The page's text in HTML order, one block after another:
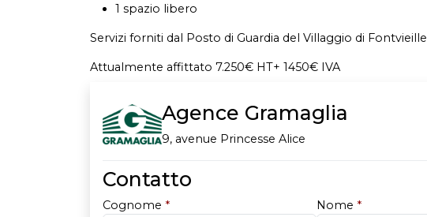
1 spazio libero
Servizi forniti dal Posto di Guardia del Villaggio di Fontvieille
Attualmente affittato 7.250€ HT+ 1450€ IVA
Agence Gramaglia
9, avenue Princesse Alice
Contatto
Cognome * Nome *